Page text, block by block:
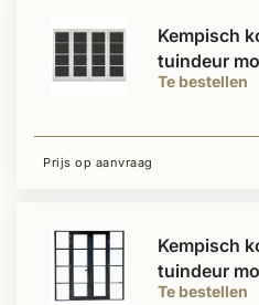
Te bestellen
Kempisch
tuindeur
Prijs op aanvraag
Te bestellen
Kempisch
tuindeur